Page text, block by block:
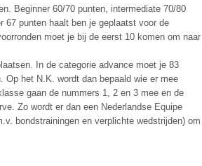
Beginner 60/70 punten, intermediate 70/80
67 punten haalt ben je geplaatst voor de
moet je bij de eerst 10 komen om naar
In de categorie advance moet je 83
Op het N.K. wordt dan bepaald wie er mee
gaan de nummers 1, 2 en 3 mee en de
Zo wordt er dan een Nederlandse Equipe
bondstrainingen en verplichte wedstrijden) om